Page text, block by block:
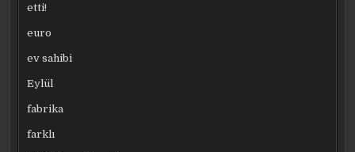
etti!
euro
ev sahibi
Eylül
fabrika
farklı